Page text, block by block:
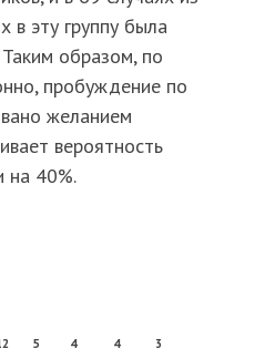
в эту группу была
образом, по
пробуждение по
желанием
вероятность
на 40%.
5 4 4 3